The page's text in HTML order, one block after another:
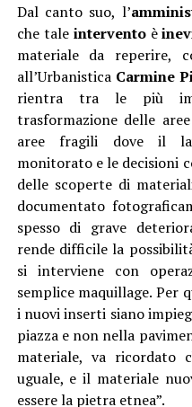
Dal canto suo, l’
che tale interventoè
materiale da reperire,
all’Urbanistica Carmine
rientra tra le più
trasformazione delle
aree fragili dove il
monitorato e le decisioni
delle scoperte di
documentato
spesso di grave
rende difficile la
si interviene con
semplice maquillage. Per
i nuovi inserti siano
piazza e non nella
materiale, va
uguale, e il materiale
essere la pietra etnea”.